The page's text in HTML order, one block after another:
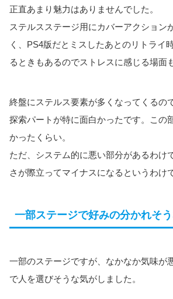
正直あまり魅力はありませんでした。
ステルスステージ用にカバーアクション
く、PS4版だとミスしたあとのリトライ
るときもあるのでストレスに感じる場面も
終盤にステルス要素が多くなってくるの
探索パートが特に面白かったです。この
かったくらい。
ただ、システム的に悪い部分があるわけ
さが際立ってマイナスになるというわけ
一部ステージで好みの分かれそ
一部のステージですが、なかなか気味が
で人を選びそうな気がしました。